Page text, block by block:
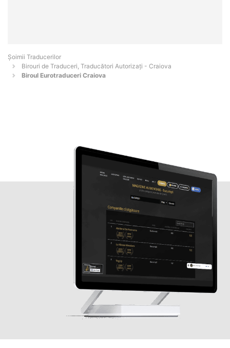
Șoimii Traducerilor
Birouri de Traduceri, Traducători Autorizați - Craiova
Biroul Eurotraduceri Craiova